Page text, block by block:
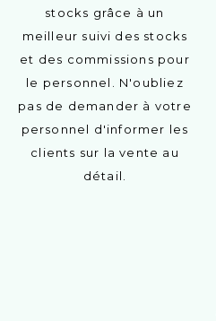
stocks grâce à un
meilleur suivi des stocks
et des commissions pour
le personnel. N'oubliez
pas de demander à votre
personnel d'informer les
clients sur la vente au
détail.